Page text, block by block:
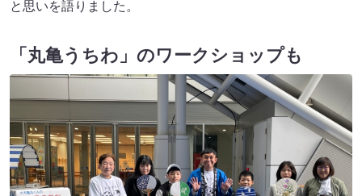
と思いを語りました。
「丸亀うちわ」のワークショップも